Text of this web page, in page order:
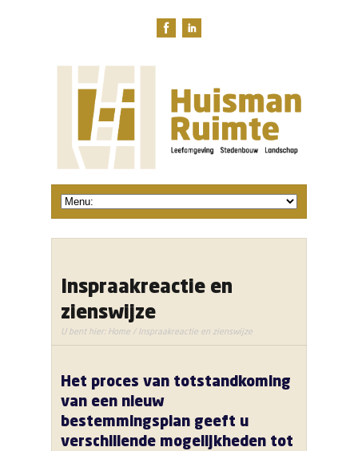
Inspraakreactie en
zienswijze
U bent hier: Home / Inspraakreactie en zienswijze
Het proces van totstandkoming
van een nieuw
bestemmingsplan geeft u
verschillende mogelijkheden tot